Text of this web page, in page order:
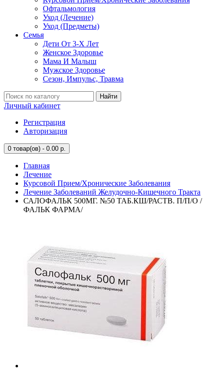
Офтальмология
Уход (Лечение)
Уход (Предметы)
Семья
Дети От 3-Х Лет
Женское Здоровье
Мама И Малыш
Мужское Здоровье
Сезон, Импульс, Травма
Найти
Личный кабинет
Регистрация
Авторизация
0 товар(ов) - 0.00 р.
Главная
Лечение
Курсовой Прием/Хронические Заболевания
Лечение Заболеваний Желудочно-Кишечного Тракта
САЛОФАЛЬК 500МГ. №50 ТАБ.КШ/РАСТВ. П/П/О /
ФАЛЬК ФАРМА/